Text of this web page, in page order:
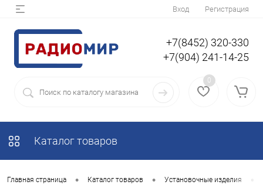
Вход Регистрация
+7(8452) 320-330
+7(904) 241-14-25
0
Каталог товаров
Главная страница • Каталог товаров • Установочные изделия